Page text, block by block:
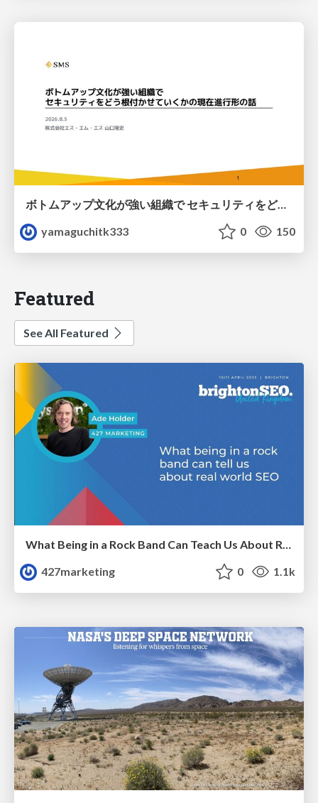
ボトムアップ文化が強い組織で セキュリティをどう根付かせていくかの現在進行形の話 / Making Security Stick in a Bottom-Up Organization
yamaguchitk333
0 150
Featured
See All Featured
What Being in a Rock Band Can Teach Us About Real World SEO
427marketing
0 1.1k